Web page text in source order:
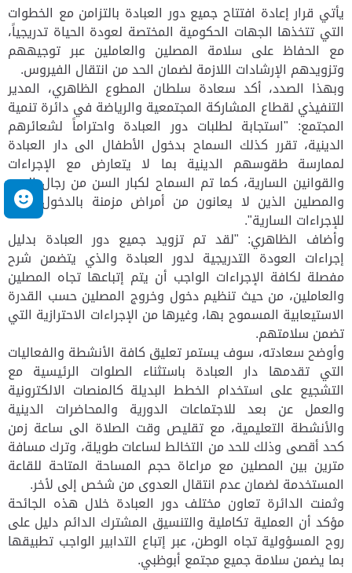
يأتي قرار إعادة افتتاح جميع دور العبادة بالتزامن مع الخطوات
التي تتخذها الجهات الحكومية المختصة لعودة الحياة تدريجياً،
مع الحفاظ على سلامة المصلين والعاملين عبر توجيههم
وتزويدهم الإرشادات اللازمة لضمان الحد من انتقال الفيروس.
وبهذا الصدد، أكد سعادة سلطان المطوع الظاهري، المدير
التنفيذي لقطاع المشاركة المجتمعية والرياضة في دائرة تنمية
المجتمع: "استجابة لطلبات دور العبادة واحتراماً لشعائرهم
الدينية، تقرر كذلك السماح بدخول الأطفال الى دار العبادة
لممارسة طقوسهم الدينية بما لا يتعارض مع الإجراءات
والقوانين السارية، كما تم السماح لكبار السن من رجال الدين
والمصلين الذين لا يعانون من أمراض مزمنة بالدخول وفقاً
للإجراءات السارية".
وأضاف الظاهري: "لقد تم تزويد جميع دور العبادة بدليل
إجراءات العودة التدريجية لدور العبادة والذي يتضمن شرح
مفصلة لكافة الإجراءات الواجب أن يتم إتباعها تجاه المصلين
والعاملين، من حيث تنظيم دخول وخروج المصلين حسب القدرة
الاستيعابية المسموح بها، وغيرها من الإجراءات الاحترازية التي
تضمن سلامتهم.
وأوضح سعادته، سوف يستمر تعليق كافة الأنشطة والفعاليات
التي تقدمها دار العبادة باستثناء الصلوات الرئيسية مع
التشجيع على استخدام الخطط البديلة كالمنصات الالكترونية
والعمل عن بعد للاجتماعات الدورية والمحاضرات الدينية
والأنشطة التعليمية، مع تقليص وقت الصلاة الى ساعة زمن
كحد أقصى وذلك للحد من التخالط لساعات طويلة، وترك مسافة
مترين بين المصلين مع مراعاة حجم المساحة المتاحة للقاعة
المستخدمة لضمان عدم انتقال العدوى من شخص إلى لأخر.
وثمنت الدائرة تعاون مختلف دور العبادة خلال هذه الجائحة
مؤكد أن العملية تكاملية والتنسيق المشترك الدائم دليل على
روح المسؤولية تجاه الوطن، عبر إتباع التدابير الواجب تطبيقها
بما يضمن سلامة جميع مجتمع أبوظبي.